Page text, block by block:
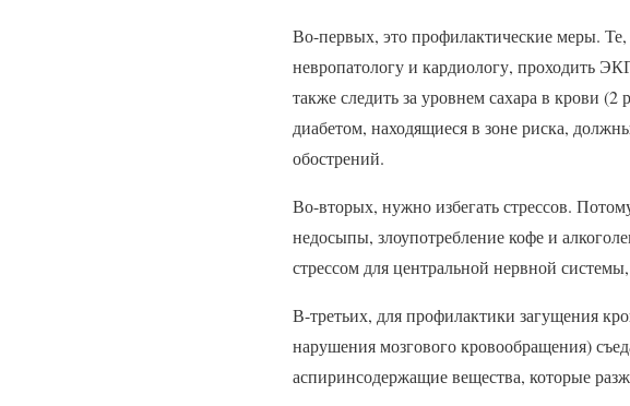
Во-первых, это профилактические меры.
невропатологу и кардиологу, проходить
также следить за уровнем сахара в крови
диабетом, находящиеся в зоне риска,
обострений.
Во-вторых, нужно избегать стрессов.
недосыпы, злоупотребление кофе и
стрессом для центральной нервной
В-третьих, для профилактики загущения
нарушения мозгового кровообращения)
аспиринсодержащие вещества, которые